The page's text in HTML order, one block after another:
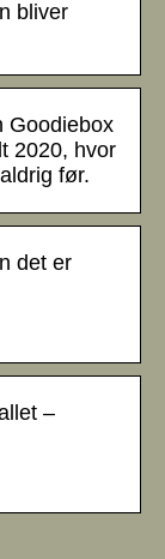
bliver
Goodiebox
2020, hvor
før.
det er
–